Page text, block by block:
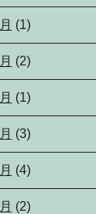
(1)
(2)
(1)
(3)
(4)
(2)